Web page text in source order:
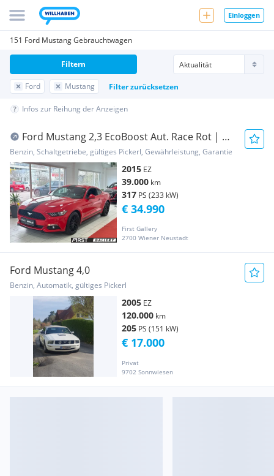
Einloggen
151 Ford Mustang Gebrauchtwagen
Ford Mustang Filter zurücksetzen
Filtern
Infos zur Reihung der Anzeigen
Ford Mustang 2,3 EcoBoost Aut. Race Rot | Ö-
Erstausl...
Benzin, Schaltgetriebe, gültiges Pickerl, Gewährleistung, Garantie
2015 EZ
39.000 km
317 PS (233 kW)
First Gallery
2700 Wiener Neustadt
€ 34.990
Ford Mustang 4,0
Benzin, Automatik, gültiges Pickerl
2005 EZ
120.000 km
205 PS (151 kW)
Privat
9702 Sonnwiesen
€ 17.000